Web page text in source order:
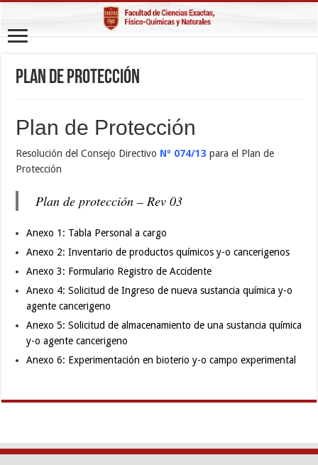
Plan de Protección
Plan de Protección
Resolución del Consejo Directivo Nº 074/13 para el Plan de
Protección
Plan de protección – Rev 03
Anexo 1: Tabla Personal a cargo
Anexo 2: Inventario de productos químicos y-o cancerigenos
Anexo 3: Formulario Registro de Accidente
Anexo 4: Solicitud de Ingreso de nueva sustancia química y-o
agente cancerigeno
Anexo 5: Solicitud de almacenamiento de una sustancia química
y-o agente cancerigeno
Anexo 6: Experimentación en bioterio y-o campo experimental